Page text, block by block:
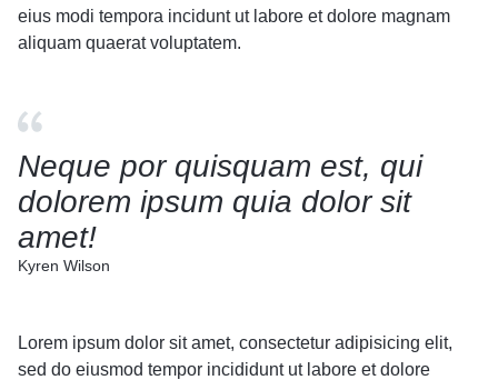
eius modi tempora incidunt ut labore et dolore magnam
aliquam quaerat voluptatem.
Neque por quisquam est, qui
dolorem ipsum quia dolor sit
amet!
Kyren Wilson
Lorem ipsum dolor sit amet, consectetur adipisicing elit,
sed do eiusmod tempor incididunt ut labore et dolore